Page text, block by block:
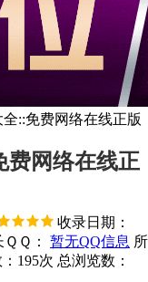
::免费网络在线正版
费网络在线正
收录日期：
Ｑ： 暂无QQ信息 所
195次 总浏览数：